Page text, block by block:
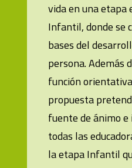
vida en una etapa
Infantil, donde se
bases del
persona. Además
función
propuesta
fuente de ánimo
todas las
la etapa Infantil